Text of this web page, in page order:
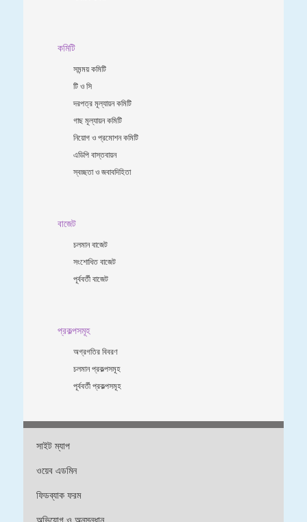
কমিটি
সমন্ময় কমিটি
টি ও সি
দরপত্র মূল্যায়ন কমিটি
গাছ মূল্যায়ন কমিটি
নিয়োগ ও প্রমোশন কমিটি
এডিপি বাস্তবায়ন
স্বচ্ছতা ও জবাবদিহিতা
বাজেট
চলমান বাজেট
সংশোধিত বাজেট
পূর্ববর্তী বাজেট
প্রকল্পসমূহ
অগ্রগতির বিবরণ
চলমান প্রকল্পসমূহ
পূর্ববর্তী প্রকল্পসমূহ
সাইট ম্যাপ
ওয়েব এডমিন
ফিডব্যাক ফরম
অভিযোগ ও অনুসন্ধান